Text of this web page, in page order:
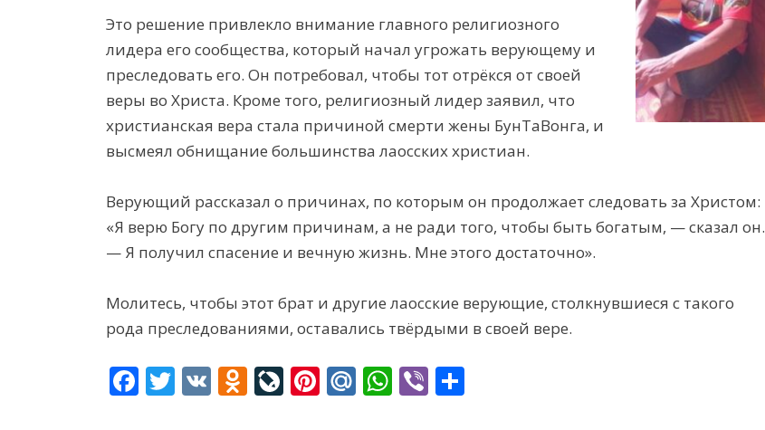
Это решение привлекло внимание главного религиозного
лидера его сообщества, который начал угрожать верующему и
преследовать его. Он потребовал, чтобы тот отрёкся от своей
веры во Христа. Кроме того, религиозный лидер заявил, что
христианская вера стала причиной смерти жены БунТаВонга, и
высмеял обнищание большинства лаосских христиан.
Верующий рассказал о причинах, по которым он продолжает следовать за Христом:
«Я верю Богу по другим причинам, а не ради того, чтобы быть богатым, — сказал он.
— Я получил спасение и вечную жизнь. Мне этого достаточно».
Молитесь, чтобы этот брат и другие лаосские верующие, столкнувшиеся с такого
рода преследованиями, оставались твёрдыми в своей вере.
F T V O Li Pi M W Vi